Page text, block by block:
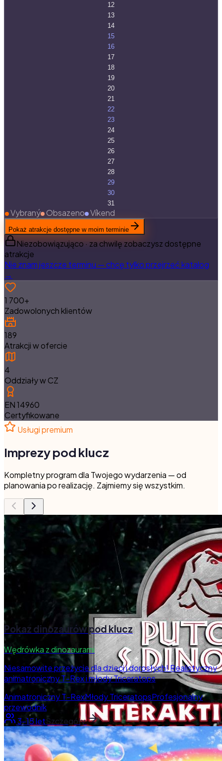
12
13
14
15
16
17
18
19
20
21
22
23
24
25
26
27
28
29
30
31
Vybraný Obsazeno Víkend
Pokaż atrakcje dostępne w moim terminie
Niezobowiązująco · za chwilę zobaczysz dostępne
atrakcje
Nie znam jeszcze terminu — chcę tylko przejrzeć katalog
→
1 700+
Zadowolonych klientów
189
Atrakcji w ofercie
4
Oddziały w CZ
EN 14960
Certyfikowane
Usługi premium
Imprezy pod klucz
Kompletny program dla Twojego wydarzenia — od
planowania po realizację. Zajmiemy się wszystkim.
Pokaz dinozaurów pod klucz
Wędrówka z dinozaurami
Niesamowite przeżycie dla dzieci i dorosłych! Realistyczny
animatroniczny T-Rex i młody Triceratops
Animatroniczny T-RexMłody TriceratopsProfesjonalny
przewodnik
3–15 letSzczegóły